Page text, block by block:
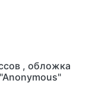
, обложка